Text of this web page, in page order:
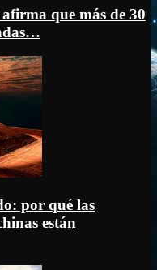
que más de 30
por qué las
están